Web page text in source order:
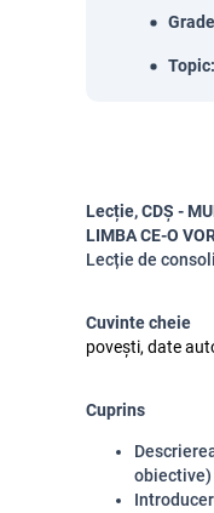
Grade
Topic:
Lecție, CDȘ -
LIMBA CE-O
Lecție de
Cuvinte cheie
povești, date
Cuprins
obiective)